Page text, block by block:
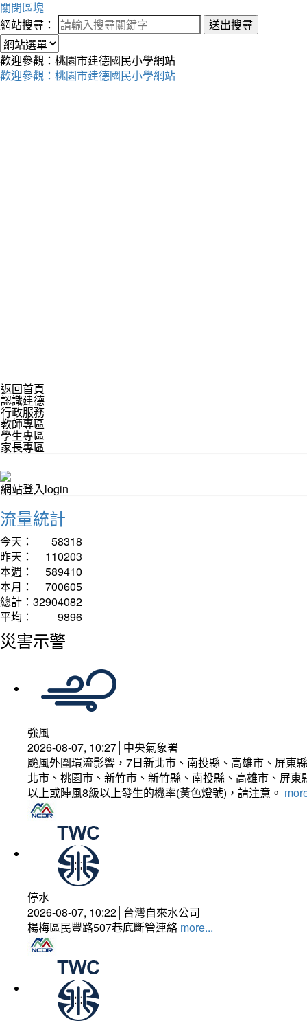
關閉區塊
網站搜尋：
送出搜尋
歡迎參觀：桃園市建德國民小學網站
歡迎參觀：桃園市建德國民小學網站
返回首頁
認識建德
行政服務
教師專區
學生專區
家長專區
網站登入login
流量統計
今天：
58318
昨天：
110203
本週：
589410
本月：
700605
總計： 32904082
平均：
9896
災害示警
強風
2026-08-07, 10:27│中央氣象署
颱風外圍環流影響，7日新北市、南投縣、高雄市、屏東
北市、桃園市、新竹市、新竹縣、南投縣、高雄市、屏
以上或陣風8級以上發生的機率(黃色燈號)，請注意。
停水
2026-08-07, 10:22│台灣自來水公司
楊梅區民豐路507巷底斷管連絡 more...